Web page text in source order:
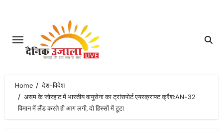
content
Home
देश-विदेश
असम के जोरहाट में भारतीय वायुसेना का ट्रांसपोर्ट एयरक्राफ्ट क्रैश:AN-32
विमान में लैंड करते ही आग लगी, दो हिस्सों में टूटा